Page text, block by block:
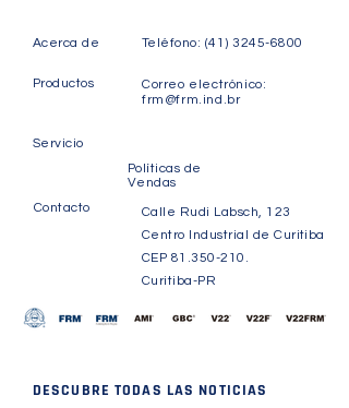
Acerca de Teléfono: (41) 3245-6800
Productos
Correo electrónico:
frm@frm.ind.br
Servicio
Políticas de
Vendas
Contacto
Calle Rudi Labsch, 123
Centro Industrial de Curitiba
CEP 81.350-210 .
Curitiba-PR
DESCUBRE TODAS LAS NOTICIAS